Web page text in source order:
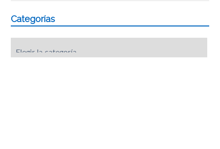
Categorías